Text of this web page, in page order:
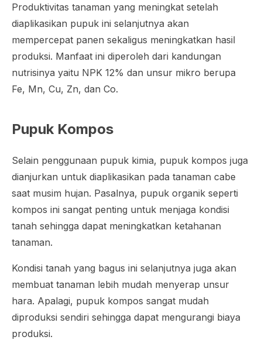
Produktivitas tanaman yang meningkat setelah
diaplikasikan pupuk ini selanjutnya akan
mempercepat panen sekaligus meningkatkan hasil
produksi. Manfaat ini diperoleh dari kandungan
nutrisinya yaitu NPK 12% dan unsur mikro berupa
Fe, Mn, Cu, Zn, dan Co.
Pupuk Kompos
Selain penggunaan pupuk kimia, pupuk kompos juga
dianjurkan untuk diaplikasikan pada tanaman cabe
saat musim hujan. Pasalnya, pupuk organik seperti
kompos ini sangat penting untuk menjaga kondisi
tanah sehingga dapat meningkatkan ketahanan
tanaman.
Kondisi tanah yang bagus ini selanjutnya juga akan
membuat tanaman lebih mudah menyerap unsur
hara. Apalagi, pupuk kompos sangat mudah
diproduksi sendiri sehingga dapat mengurangi biaya
produksi.